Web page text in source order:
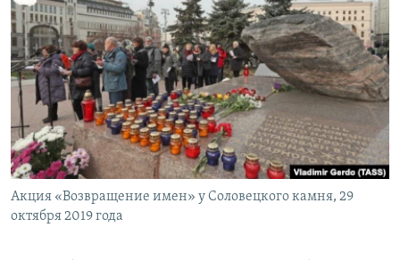
СОВЕТЫ ПРАВОЗАЩИТНИКОВ
ПРОПАВШИЕ БЕЗ ВЕСТИ
ПОБЕДИТЕЛЕЙ НЕ СУДЯТ?
КРЫМ.НЕПОКОРЕННЫЙ
ELIFBE
УКРАИНСКАЯ ПРОБЛЕМА КРЫМА
Qırımtatar
ПРИСОЕДИНЯЙТЕСЬ!
Все сайты RFE/RL
Акция «Возвращение имен» у Соловецкого камня, 29
октября 2019 года